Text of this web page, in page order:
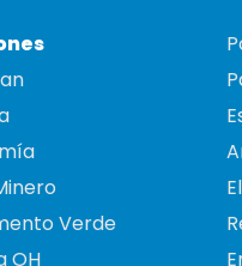
Verde
OH